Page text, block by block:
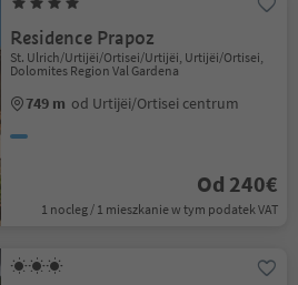
Residence Prapoz
St. Ulrich/Urtijëi/Ortisei/Urtijëi, Urtijëi/Ortisei,
Dolomites Region Val Gardena
749 m od Urtijëi/Ortisei centrum
Od 240€
1 nocleg / 1 mieszkanie w tym podatek VAT